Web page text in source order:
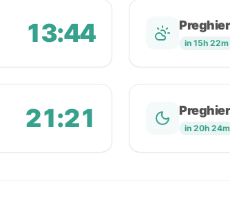
13:44 in 15h 22m
21:21 in 20h 24m